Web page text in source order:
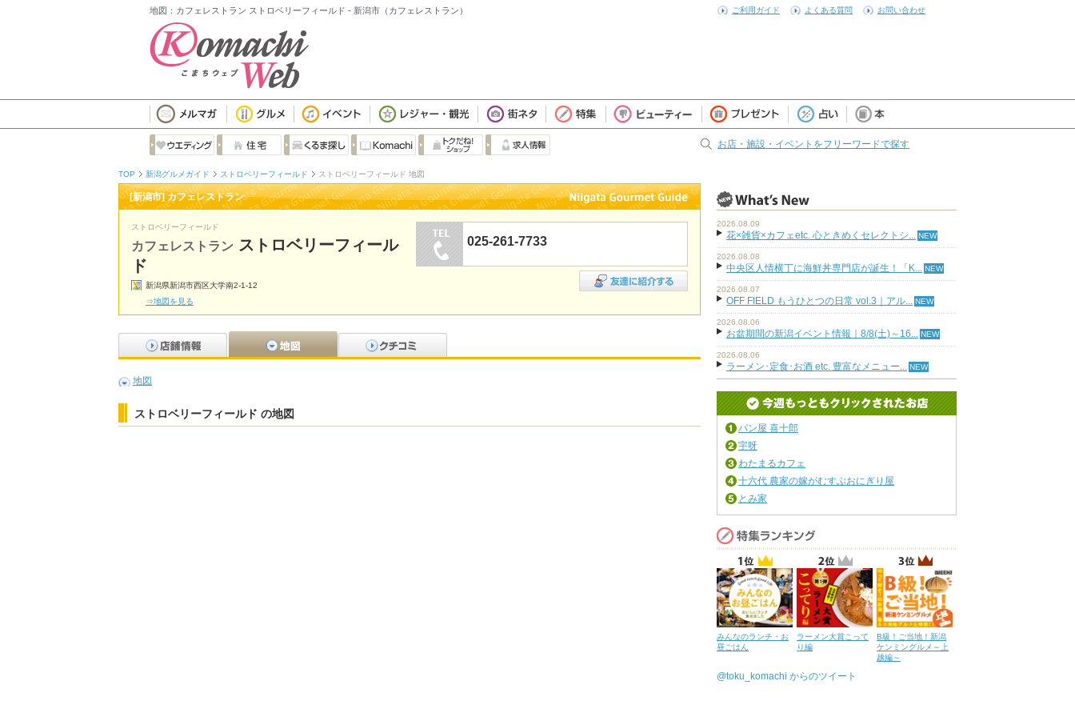
地図：カフェレストラン ストロベリーフィールド - 新潟市（カフェレストラン） ご利用ガイド よくある質問 お問い合わせ
お店・施設・イベントをフリーワードで探す
TOP 新潟グルメガイド ストロベリーフィールド ストロベリーフィールド 地図
[新潟市] カフェレストラン
ストロベリーフィールド
カフェレストラン ストロベリーフィール
ド
新潟県新潟市西区大学南2-1-12
⇒地図を見る
025-261-7733
地図
ストロベリーフィールド の地図
2026.08.09
花×雑貨×カフェetc. 心ときめくセレクトシ...
2026.08.08
中央区人情横丁に海鮮丼専門店が誕生！「K...
2026.08.07
OFF FIELD もうひとつの日常 vol.3｜アル...
2026.08.06
お盆期間の新潟イベント情報｜8/8(土)～16...
2026.08.06
ラーメン･定食･お酒 etc. 豊富なメニュー...
パン屋 喜十郎
宇呀
わたまるカフェ
十六代 農家の嫁がむすぶおにぎり屋
とみ家
みんなのランチ・お
昼ごはん
ラーメン大賞こって
り編
B級！ご当地！新潟
ケンミングルメ～上
越編～
@toku_komachi からのツイート